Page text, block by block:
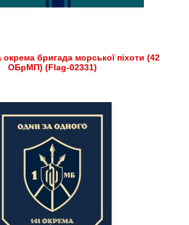
окрема бригада морської піхоти (42
ОБрМП) (Flag-02331)